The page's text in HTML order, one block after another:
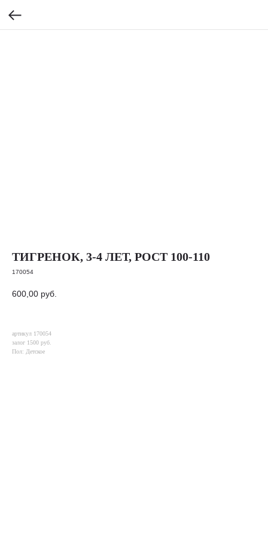
ТИГРЕНОК, 3-4 ЛЕТ, РОСТ 100-110
170054
600,00 руб.
артикул 170054
залог 1500 руб.
Пол: Детское